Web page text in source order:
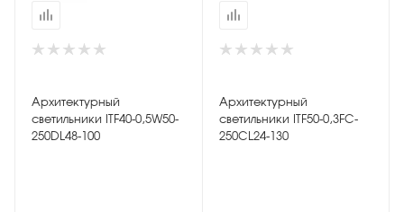
Архитектурный
светильники ITF40-0,5W50-
250DL48-100
Архитектурный
светильники ITF50-0,3FC-
250CL24-130